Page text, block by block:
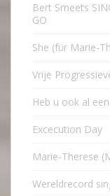
Bert Smeets
GO
She (für Marie-
Vrije
Heb u ook al
Excecution Day
Marie-Therese
Wereldrecord